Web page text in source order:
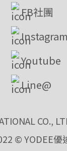
FB社團
Instagram
Youtube
Line@
CO.,
© YODEE優